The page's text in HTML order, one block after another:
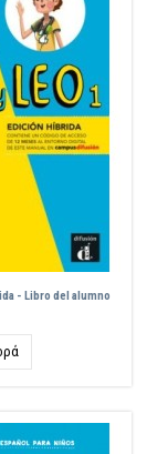
- Libro del alumno